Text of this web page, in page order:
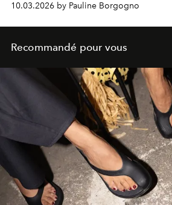
10.03.2026 by Pauline Borgogno
Recommandé pour vous